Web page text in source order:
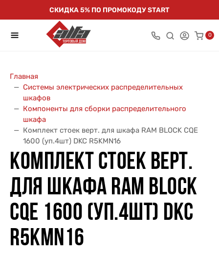
СКИДКА 5% ПО ПРОМОКОДУ START
0
Главная
Системы электрических распределительных
шкафов
Компоненты для сборки распределительного
шкафа
Комплект стоек верт. для шкафа RAM BLOCK CQE
1600 (уп.4шт) DKC R5KMN16
КОМПЛЕКТ СТОЕК ВЕРТ.
ДЛЯ ШКАФА RAM BLOCK
CQE 1600 (УП.4ШТ) DKC
R5KMN16